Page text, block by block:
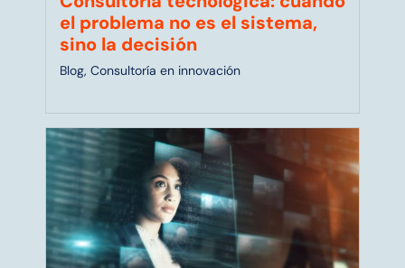
el problema no es el sistema,
sino la decisión
Blog, Consultoría en innovación